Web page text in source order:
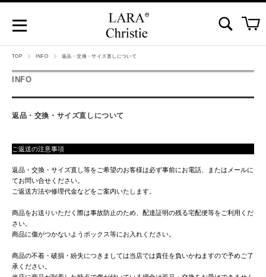
TOP INFO 返品・交換・サイズ直しについて
INFO
返品・交換・サイズ直しについて
ご返送の注意事項
返品・交換・サイズ直し等をご希望のお客様は必ず事前にお電話、またはメールに
てお問い合せください。
ご返送方法や修理代金などをご案内いたします。
商品をお送りいただく際は事故防止のため、配達証明の残る宅配便等をご利用くだ
さい。
商品に傷がつかないようボックス等にお入れください。
商品の不着・破損・紛失につきましては当店では責任を負いかねますので予めご了
承ください。